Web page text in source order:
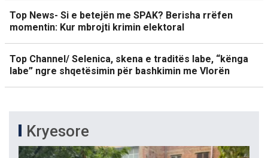
Top News- Si e betejën me SPAK? Berisha rrëfen
momentin: Kur mbrojti krimin elektoral
Top Channel/ Selenica, skena e traditës labe, “kënga
labe” ngre shqetësimin për bashkimin me Vlorën
Kryesore